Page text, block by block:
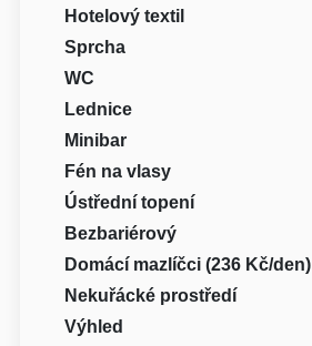
Hotelový textil
Sprcha
WC
Lednice
Minibar
Fén na vlasy
Ústřední topení
Bezbariérový
Domácí mazlíčci (236 Kč/den)
Nekuřácké prostředí
Výhled